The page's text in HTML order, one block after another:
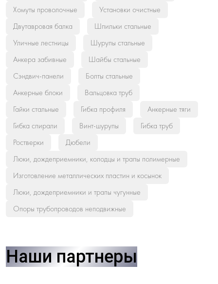
Хомуты проволочные
Установки очистные
Двутавровая балка
Шпильки стальные
Уличные лестницы
Шурупы стальные
Анкера забивные
Шайбы стальные
Сэндвич-панели
Болты стальные
Анкерные блоки
Вальцовка труб
Гайки стальные
Гибка профиля
Анкерные тяги
Гибка спирали
Винт-шурупы
Гибка труб
Ростверки
Дюбели
Люки, дождеприемники, колодцы и трапы полимерные
Изготовление металлических пластин и косынок
Люки, дождеприемники и трапы чугунные
Опоры трубопроводов неподвижные
Наши партнеры